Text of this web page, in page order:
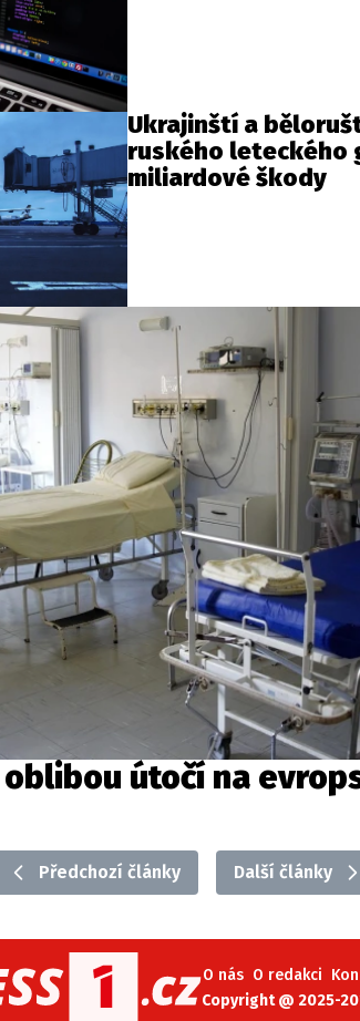
Ukrajinští a
ruského leteckého
miliardové škody
útočí na
Předchozí články Další články
O nás O redakci
Copyright @ 2025-